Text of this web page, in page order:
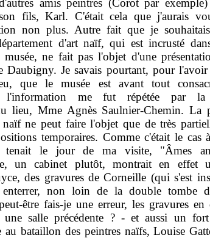
amis peintres (Corot par
fils, Karl. C'était cela que j'aurais
non plus. Autre fait que je
d'art naïf, qui est incrusté
musée, ne fait pas l'objet d'une
Daubigny. Je savais pourtant, pour
que le musée est avant tout
me fut répétée par la
lieu, Mme Agnès Saulnier-Chemin. La
ne peut faire l'objet que de très
temporaires. Comme c'était le cas
le jour de ma visite, "Âmes
un cabinet plutôt, montrait en effet
des gravures de Corneille (qui s'est
non loin de la double tombe
être fais-je une erreur, les gravures en
une salle précédente ? - et aussi un fort
au bataillon des peintres naïfs, Louise